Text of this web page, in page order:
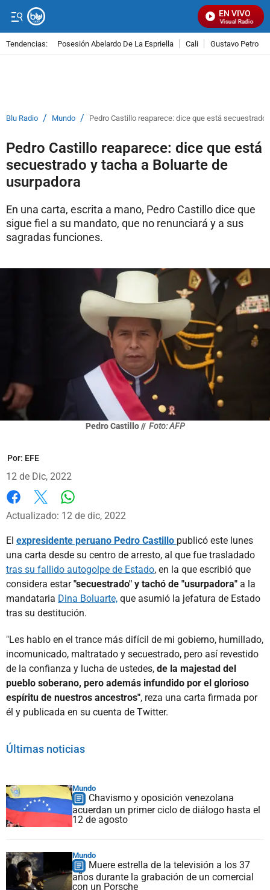
EN VIVO
Señal Visual Radio
Tendencias: Posesión Abelardo De La Espriella Cali Gustavo Petro
Blu Radio / Mundo / Pedro Castillo reaparece: dice que está secuestrado
Pedro Castillo reaparece: dice que está
secuestrado y tacha a Boluarte de
usurpadora
En una carta, escrita a mano, Pedro Castillo dice que
sigue fiel a su mandato, que no renunciará y a sus
sagradas funciones.
Pedro Castillo // Foto: AFP
Por: EFE
12 de Dic, 2022
Facebook
X
Actualizado: 12 de dic, 2022
El expresidente peruano Pedro Castillo publicó este lunes
una carta desde su centro de arresto, al que fue trasladado
tras su fallido autogolpe de Estado, en la que escribió que
considera estar"secuestrado" y tachó de "usurpadora" a la
mandataria Dina Boluarte, que asumió la jefatura de Estado
tras su destitución.
"Les hablo en el trance más difícil de mi gobierno, humillado,
incomunicado, maltratado y secuestrado, pero así revestido
de la confianza y lucha de ustedes, de la majestad del
pueblo soberano, pero además infundido por el glorioso
espíritu de nuestros ancestros", reza una carta firmada por
él y publicada en su cuenta de Twitter.
Últimas noticias
Mundo
Chavismo y oposición venezolana
acuerdan un primer ciclo de diálogo hasta el
12 de agosto
Mundo
Muere estrella de la televisión a los 37
años durante la grabación de un comercial
con un Porsche